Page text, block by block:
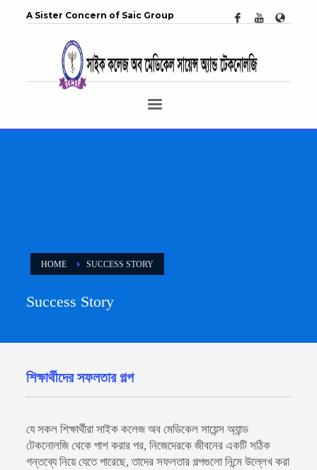
A Sister Concern of Saic Group
HOME SUCCESS STORY
Success Story
শিক্ষার্থীদের সফলতার গল্প
যে সকল শিক্ষার্থীরা সাইক কলেজ অব মেডিকেল সায়েন্স অ্যান্ড
টেকনোলজি থেকে পাশ করার পর, নিজেদেরকে জীবনের একটি সঠিক
গন্তব্যে নিয়ে যেতে পারেছে, তাদের সফলতার গল্পগুলো নিন্মে উল্লেখ করা